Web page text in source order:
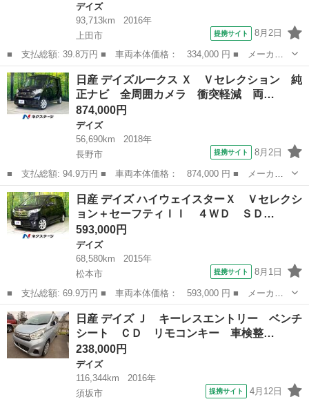
デイズ
93,713km
2016年
上田市
提携サイト 8月2日
■ 支払総額: 39.8万円 ■ 車両本体価格： 334,000 円 ■ メーカー
名： 日産 ■ 車種名： デイズ ■ グレード名： Ｘ 修復歴無
し 内外装仕上げ済み 保証付き ■ 排気量： 660cc ■ ドア枚
数： 5...
長野 上田市 デイズ
日産 デイズルークス Ｘ Ｖセレクション 純
正ナビ 全周囲カメラ 衝突軽減 両…
874,000円
デイズ
56,690km
2018年
長野市
提携サイト 8月2日
■ 支払総額: 94.9万円 ■ 車両本体価格： 874,000 円 ■ メーカー
名： 日産 ■ 車種名： デイズルークス ■ グレード名： Ｘ Ｖ
セレクション 純正ナビ 全周囲カメラ 衝突軽減 両側電動スライ
ドドア ＥＴ...
長野 長野市 デイズ
日産 デイズ ハイウェイスターＸ Ｖセレクシ
ョン＋セーフティＩＩ ４ＷＤ ＳＤ…
593,000円
デイズ
68,580km
2015年
松本市
提携サイト 8月1日
■ 支払総額: 69.9万円 ■ 車両本体価格： 593,000 円 ■ メーカー
名： 日産 ■ 車種名： デイズ ■ グレード名： ハイウェイスタ
ーＸ Ｖセレクション＋セーフティＩＩ ４ＷＤ ＳＤナビ 全周囲
カメラ 衝突...
長野 松本市 デイズ
日産 デイズ Ｊ キーレスエントリー ベンチ
シート ＣＤ リモコンキー 車検整…
238,000円
デイズ
116,344km
2016年
須坂市
提携サイト 4月12日